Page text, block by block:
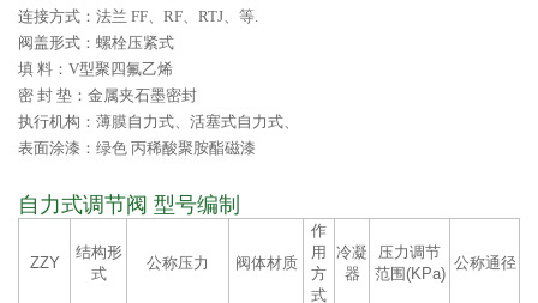
连接方式：法兰 FF、RF、RTJ、等.
阀盖形式：螺栓压紧式
填 料：V型聚四氟乙烯
密 封 垫：金属夹石墨密封
执行机构：薄膜自力式、活塞式自力式、
表面涂漆：绿色 丙稀酸聚胺酯磁漆
自力式调节阀 型号编制
ZZY
结构形
式
公称压力 阀体材质
作
用
方
式
冷凝
器
压力调节
范围(KPa)
公称通径